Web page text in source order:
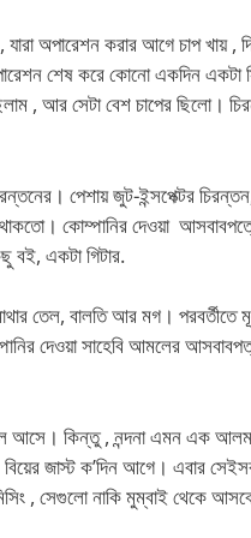
অপারেশন করার আগে চাপ খায় ,
শেষ করে কোনো একদিন একটা
, আর সেটা বেশ চাপের ছিলো।
পেশায় জুট-ইন্সপেক্টর
কোম্পানির দেওয়া
বই, একটা গিটার.
তেল, বালতি আর মগ। পরবর্তীতে
দেওয়া সাহেবি আমলের
আসে। কিন্তু , নন্দনা এমন এক
জাস্ট ক’দিন আগে। এবার
, সেগুলো নাকি মুম্বাই থেকে